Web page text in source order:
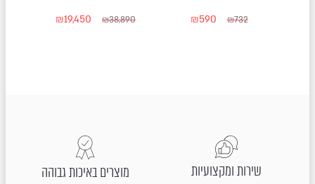
₪732
₪590
₪38,890
₪19,450
שירות ומקצועיות מוצרים באיכות גבוהה